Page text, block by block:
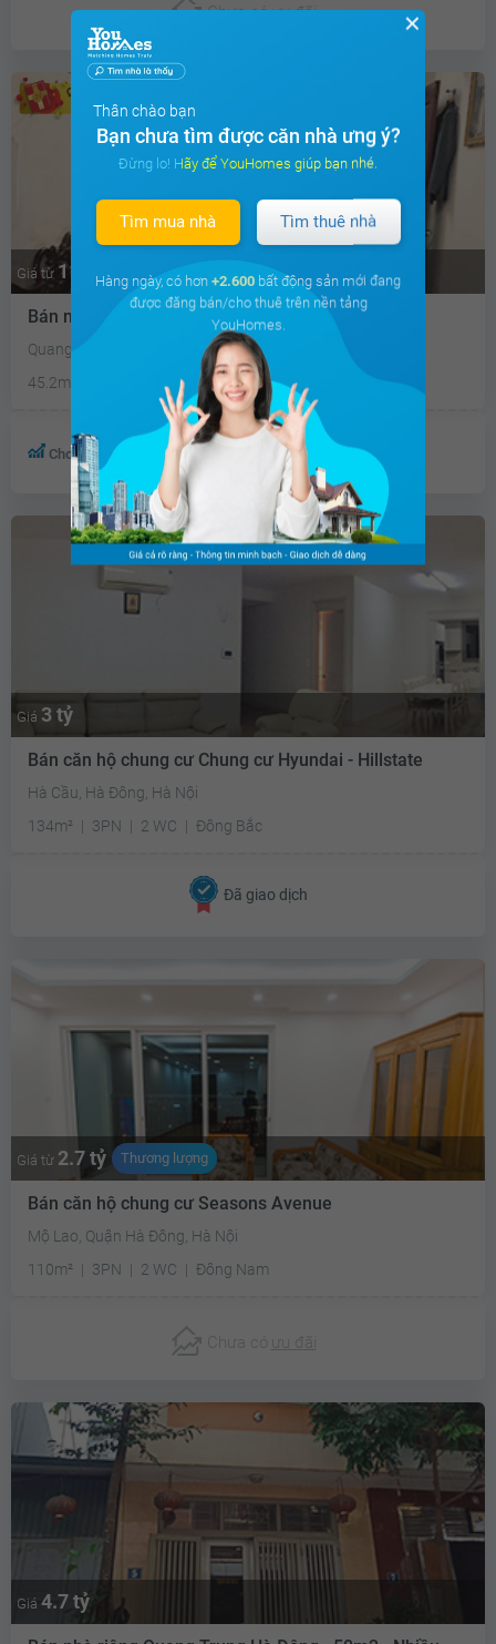
Chưa cóưu đãi
Giá từ 11.7 tỷ Thương lượng
10 triệu
Bán nhà mặt phố
Quang Trung, Hà Đông, Hà Nội
45.2m²
Mặt tiền 3.1m Tây Bắc
Cho thuê sinh lời 3%
Giá 3 tỷ
Bán căn hộ chung cư Chung cư Hyundai - Hillstate
Hà Cầu, Hà Đông, Hà Nội
134m²
3PN 2 WC Đông Bắc
Đã giao dịch
Giá từ 2.7 tỷ Thương lượng
Bán căn hộ chung cư Seasons Avenue
Mộ Lao, Quận Hà Đông, Hà Nội
110m²
3PN 2 WC Đông Nam
Chưa có ưu đãi
Giá 4.7 tỷ
✕
Thân chào bạn
Bạn chưa tìm được căn nhà ưng ý?
Đừng lo! Hãy để YouHomes giúp bạn nhé.
Tìm mua nhà Tìm thuê nhà
Hàng ngày, có hơn +2.600 bất động sản mới đang
được đăng bán/cho thuê trên nền tảng
YouHomes.